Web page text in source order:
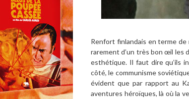
Renfort finlandais en terme de
rarement d’un très bon œil les
esthétique. Il faut dire qu’ils
côté, le communisme
évident que par rapport au
aventures héroïques, là où la